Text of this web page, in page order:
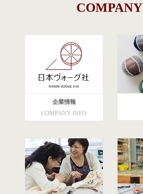
COMPANY
企業情報
COMPANY INFO